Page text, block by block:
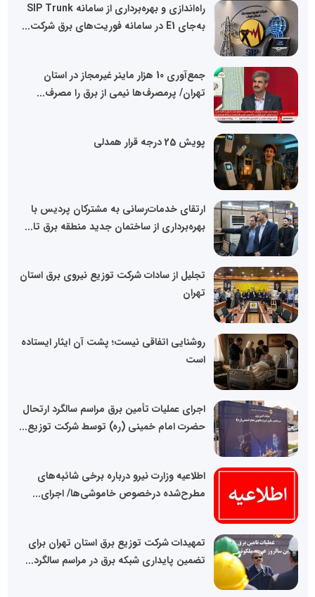
راه‌اندازی و بهره‌برداری از سامانه SIP Trunk
به‌جای E1 در سامانه فوریت‌های برق شرکت...
جمع‌آوری 10 هزار ماینر غیرمجاز در استان
تهران/ پرمصرف‌ها نیمی از برق را مصرف...
پویش 25 درجه قرار همدلی
ارتقای خدمات‌رسانی به مشترکان پردیس با
بهره‌برداری از ساختمان جدید منطقه برق تا...
تجلیل از سادات شرکت توزیع نیروی برق استان
تهران
روشنایی اتفاقی نیست؛ پشت آن ایثار ایستاده
است
اجرای عملیات تأمین برق مراسم سالگرد ارتحال
حضرت امام خمینی (ره) توسط شرکت توزیع...
اطلاعیه وزارت نیرو درباره برخی شائبه‌های
مطرح‌شده درخصوص خاموشی‌ها/ اجرای...
تمهیدات شرکت توزیع برق استان تهران برای
تضمین پایداری شبکه برق در مراسم سالگرد...